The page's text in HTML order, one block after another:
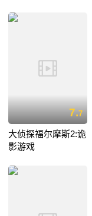
7.7
大侦探福尔摩斯2:诡
影游戏